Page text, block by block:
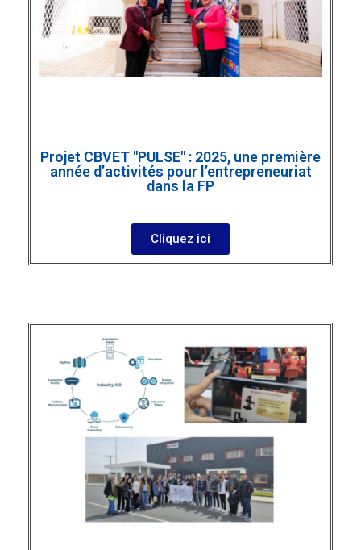
Projet CBVET "PULSE" : 2025, une première
année d’activités pour l’entrepreneuriat
dans la FP
Cliquez ici